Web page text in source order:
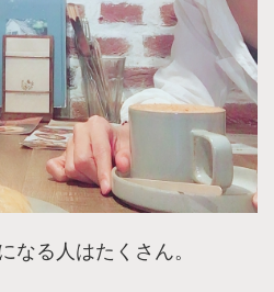
なる人はたくさん。